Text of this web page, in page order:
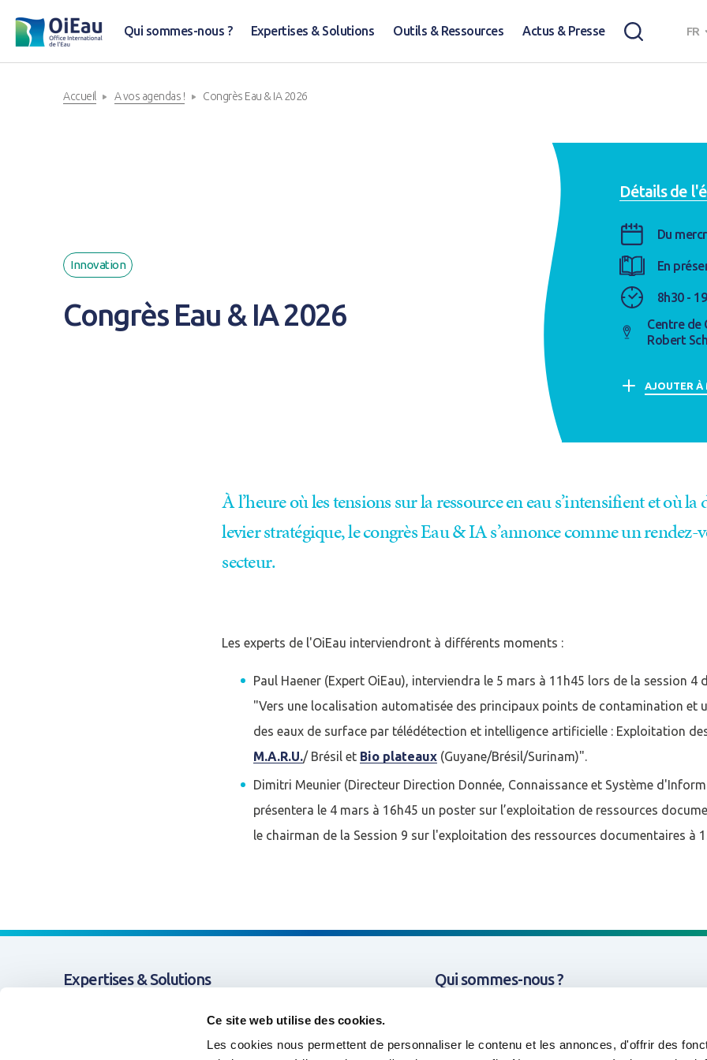
Ce site web utilise des cookies.
Les cookies nous permettent de personnaliser le contenu et les annonces, d'offrir des
Qui sommes-nous ? Expertises & Solutions Outils & Ressources Actus & Presse FR
Accueil A vos agendas ! Congrès Eau & IA 2026
Innovation
Congrès Eau & IA 2026
Détails de
Du
En
8h30 -
Centre de
Robert
AJOUTER À
À l’heure où les tensions sur la ressource en eau s’intensifient et où
levier stratégique, le congrès Eau & IA s’annonce comme un rendez-
secteur.
Les experts de l'OiEau interviendront à différents moments :
Paul Haener (Expert OiEau), interviendra le 5 mars à 11h45 lors de la session 4
"Vers une localisation automatisée des principaux points de contamination et
des eaux de surface par télédétection et intelligence artificielle : Exploitation
M.A.R.U./ Brésil et Bio plateaux (Guyane/Brésil/Surinam)".
Dimitri Meunier (Directeur Direction Donnée, Connaissance et Système
présentera le 4 mars à 16h45 un poster sur l’exploitation de ressources
le chairman de la Session 9 sur l'exploitation des ressources documentaires à
Expertises & Solutions
Données & Systèmes d'Information
Qui sommes-nous ?
Nos projets
J'ai déjà un compte
Adresse email
Mot de passe *
Afficher / cacher le mot de passe
Mot de passe oublié ?
CONNEXION
Je n'ai pas de